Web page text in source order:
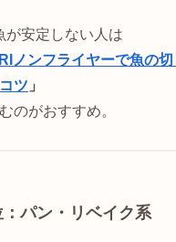
が安定しない人は
ノンフライヤーで魚の
ツ 」
のがおすすめ。
パン・リベイク系